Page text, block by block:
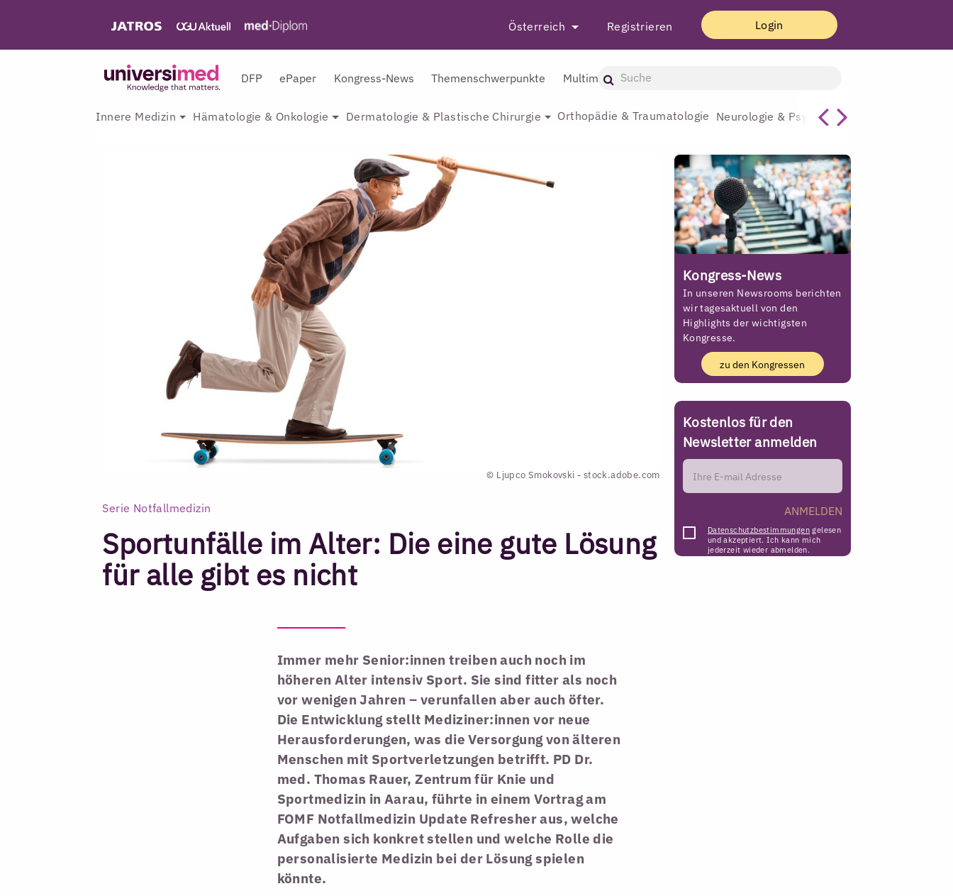
Österreich Registrieren Login
DFP ePaper Kongress-News Themenschwerpunkte Multimedia
Innere Medizin Hämatologie & Onkologie Dermatologie & Plastische Chirurgie Orthopädie & Traumatologie Neurologie & Psychiatrie
© Ljupco Smokovski - stock.adobe.com
Serie Notfallmedizin
Sportunfälle im Alter: Die eine gute Lösung
für alle gibt es nicht
Immer mehr Senior:innen treiben auch noch im
höheren Alter intensiv Sport. Sie sind fitter als noch
vor wenigen Jahren – verunfallen aber auch öfter.
Die Entwicklung stellt Mediziner:innen vor neue
Herausforderungen, was die Versorgung von älteren
Menschen mit Sportverletzungen betrifft. PD Dr.
med. Thomas Rauer, Zentrum für Knie und
Sportmedizin in Aarau, führte in einem Vortrag am
FOMF Notfallmedizin Update Refresher aus, welche
Aufgaben sich konkret stellen und welche Rolle die
personalisierte Medizin bei der Lösung spielen
könnte.
Kongress-News
In unseren Newsrooms berichten
wir tagesaktuell von den
Highlights der wichtigsten
Kongresse.
zu den Kongressen
Kostenlos für den
Newsletter anmelden
ANMELDEN
Datenschutzbestimmungen gelesen
und akzeptiert. Ich kann mich
jederzeit wieder abmelden.